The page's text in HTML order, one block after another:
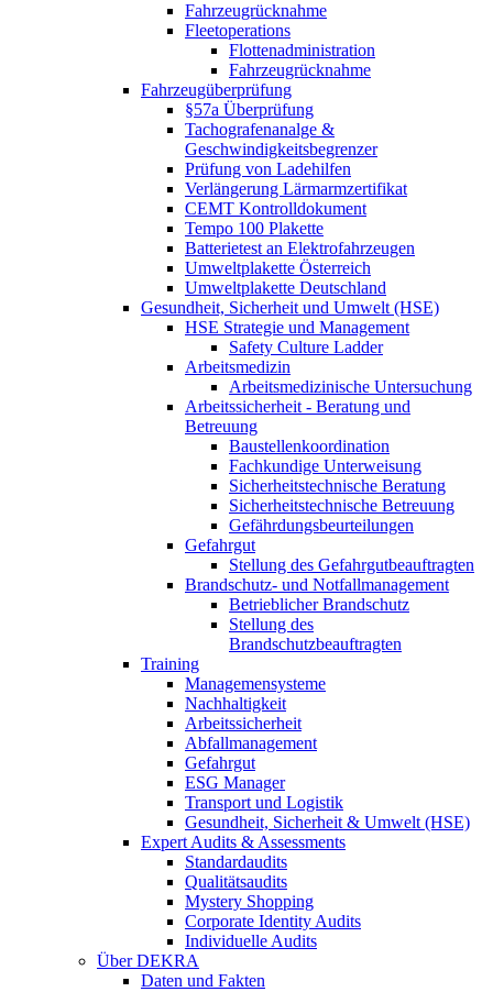
Fahrzeugrücknahme
Fleetoperations
Flottenadministration
Fahrzeugrücknahme
Fahrzeugüberprüfung
§57a Überprüfung
Tachografenanalge &
Geschwindigkeitsbegrenzer
Prüfung von Ladehilfen
Verlängerung Lärmarmzertifikat
CEMT Kontrolldokument
Tempo 100 Plakette
Batterietest an Elektrofahrzeugen
Umweltplakette Österreich
Umweltplakette Deutschland
Gesundheit, Sicherheit und Umwelt (HSE)
HSE Strategie und Management
Safety Culture Ladder
Arbeitsmedizin
Arbeitsmedizinische Untersuchung
Arbeitssicherheit - Beratung und
Betreuung
Baustellenkoordination
Fachkundige Unterweisung
Sicherheitstechnische Beratung
Sicherheitstechnische Betreuung
Gefährdungsbeurteilungen
Gefahrgut
Stellung des Gefahrgutbeauftragten
Brandschutz- und Notfallmanagement
Betrieblicher Brandschutz
Stellung des
Brandschutzbeauftragten
Training
Managemensysteme
Nachhaltigkeit
Arbeitssicherheit
Abfallmanagement
Gefahrgut
ESG Manager
Transport und Logistik
Gesundheit, Sicherheit & Umwelt (HSE)
Expert Audits & Assessments
Standardaudits
Qualitätsaudits
Mystery Shopping
Corporate Identity Audits
Individuelle Audits
Über DEKRA
Daten und Fakten